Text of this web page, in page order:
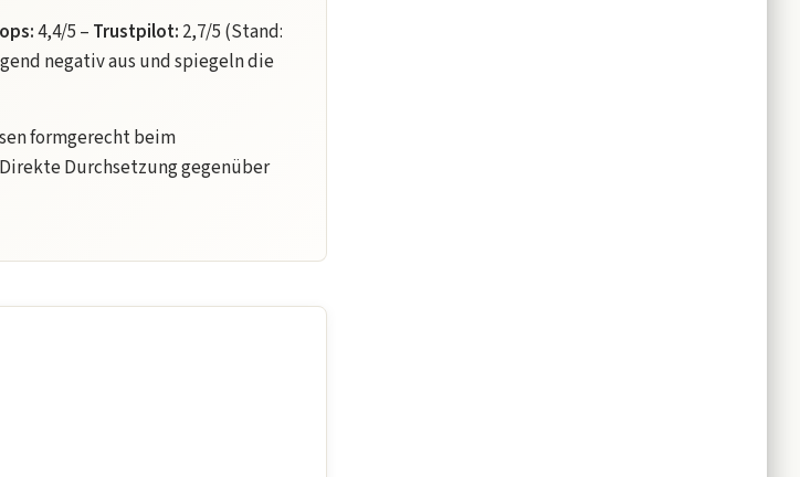
4,4/5 – Trustpilot: 2,7/5 (Stand:
negativ aus und spiegeln die
formgerecht beim
Durchsetzung gegenüber